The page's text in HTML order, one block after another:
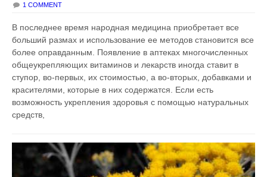
1 COMMENT
В последнее время народная медицина приобретает все
больший размах и использование ее методов становится все
более оправданным. Появление в аптеках многочисленных
общеукрепляющих витаминов и лекарств иногда ставит в
ступор, во-первых, их стоимостью, а во-вторых, добавками и
красителями, которые в них содержатся. Если есть
возможность укрепления здоровья с помощью натуральных
средств,